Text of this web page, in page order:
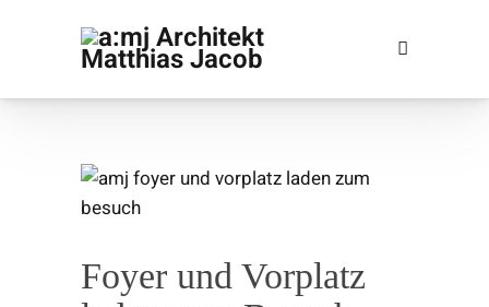
Foyer und Vorplatz